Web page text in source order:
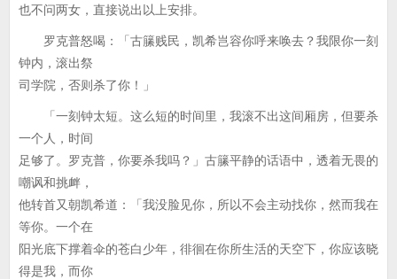
也不问两女，直接说出以上安排。
罗克普怒喝：「古籘贱民，凯希岂容你呼来唤去？我限你一刻
钟内，滚出祭
司学院，否则杀了你！」
「一刻钟太短。这么短的时间里，我滚不出这间厢房，但要杀
一个人，时间
足够了。罗克普，你要杀我吗？」古籘平静的话语中，透着无畏的
嘲讽和挑衅，
他转首又朝凯希道：「我没脸见你，所以不会主动找你，然而我在
等你。一个在
阳光底下撑着伞的苍白少年，徘徊在你所生活的天空下，你应该晓
得是我，而你